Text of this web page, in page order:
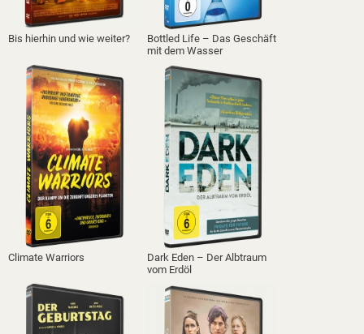
Bis hierhin und wie weiter?
Bottled Life – Das Geschäft
mit dem Wasser
Climate Warriors
Dark Eden – Der Albtraum
vom Erdöl